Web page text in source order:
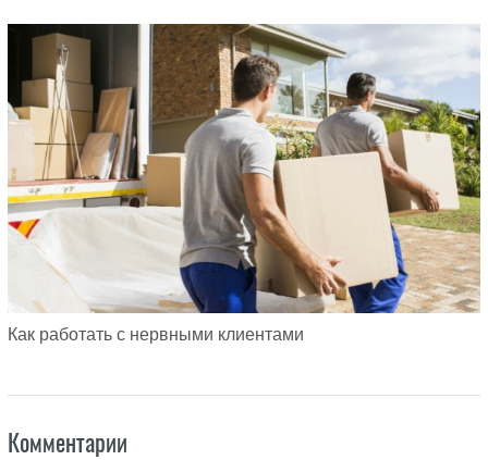
Как работать с нервными клиентами
Комментарии